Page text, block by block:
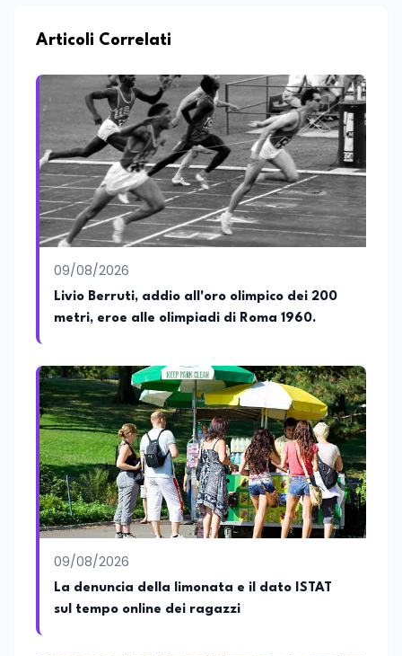
e Internazionali, è CEO di Adventus
risiede stabilmente) e Presidente
Nazionale di ENBAS, ente bilaterale attivo
nella formazione professionale e nelle
politiche attive per il lavoro. In qualità di
Coordinatore Nazionale dei Progetti di
Ricerca presso ERSAF, guida iniziative che
coniugano intelligenza artificiale e
formazione, tra cui FindYourGoal.it,
piattaforma di orientamento scuola-
lavoro basata sul modello LifeComp,
Avatar4University.Org, sistema AI per la
creazione di corsi universitari con avatar
docente, KeepYouCare.it, piattaforma di
telemedicina, telesoccorso e
telerefertazione. È inoltre Delegato della
ed è membro del tavolo delle regioni,
dove coordina un progetto per la
creazione di un Hub Formativo in Tunisia.
Docente a contratto di Diritto
dell'Economia e Diritto Internazionale
presso la SSML di Lamezia Terme e
presso l'Università Telematica eCampus,
è autore di pubblicazioni in ambito
pedagogico sulle competenze
caratteriali e il framework LifeComp. Ha
tenuto interventi al Senato della
Regione Lombardia e a Buenos Aires su
temi che spaziano dalla pedagogia
Articoli Correlati
09/08/2026
Livio Berruti, addio all'oro olimpico dei 200
metri, eroe alle olimpiadi di Roma 1960.
09/08/2026
La denuncia della limonata e il dato ISTAT
sul tempo online dei ragazzi